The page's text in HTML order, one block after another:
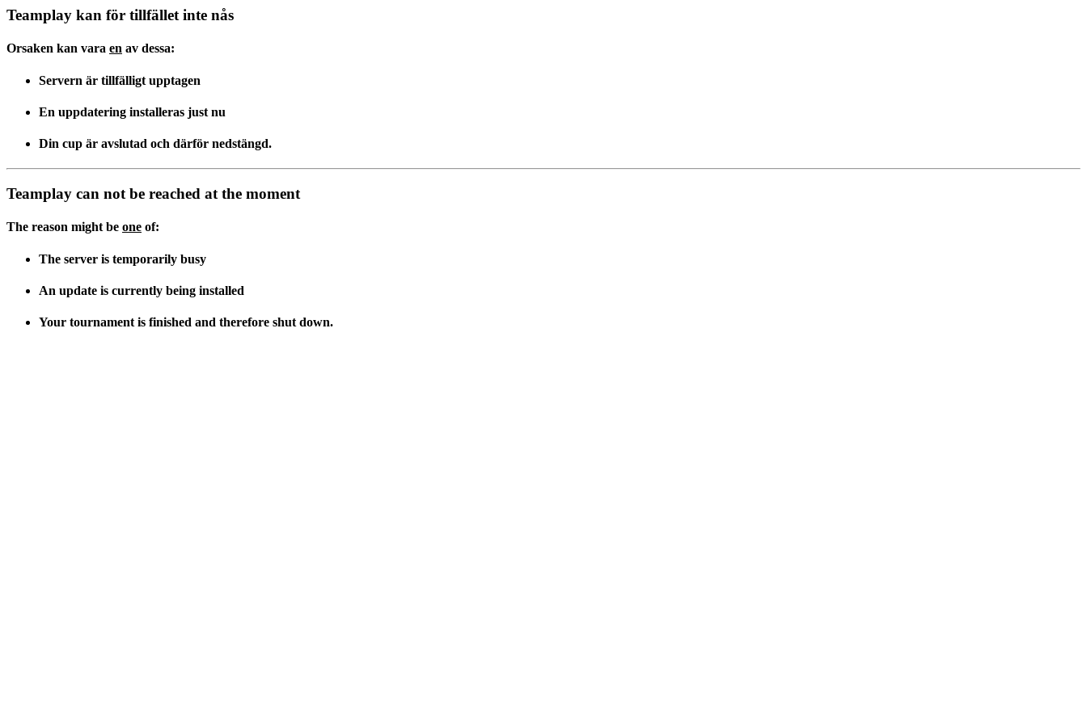
Teamplay kan för tillfället inte nås
Orsaken kan vara en av dessa:
Servern är tillfälligt upptagen
En uppdatering installeras just nu
Din cup är avslutad och därför nedstängd.
Teamplay can not be reached at the moment
The reason might be one of:
The server is temporarily busy
An update is currently being installed
Your tournament is finished and therefore shut down.